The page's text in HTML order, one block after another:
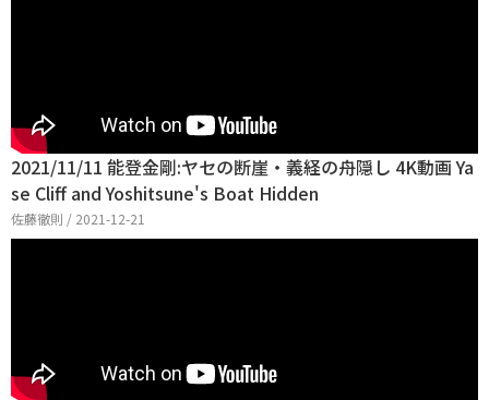
2021/11/11 能登金剛:ヤセの断崖・義経の舟隠し 4K動画 Ya
se Cliff and Yoshitsune's Boat Hidden
佐藤徹則 / 2021-12-21